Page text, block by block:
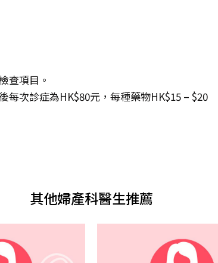
查項目。
每次診症為HK$80元，每種藥物HK$15 – $20
其他婦產科醫生推薦